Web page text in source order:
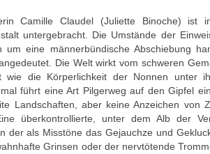
Camille Claudel (Juliette Binoche) ist
untergebracht. Die Umstände der
um eine männerbündische Abschiebung
Die Welt wirkt vom schweren
wie die Körperlichkeit der Nonnen unter
führt eine Art Pilgerweg auf den Gipfel
Landschaften, aber keine Anzeichen von
überkontrollierte, unter dem Alb der
der als Misstöne das Gejauchze und
Grinsen oder der nervtötende